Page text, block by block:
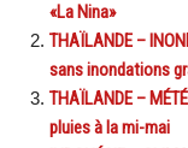
«La Nina»
THAÏLANDE –
sans inondations
THAÏLANDE –
pluies à la mi-mai